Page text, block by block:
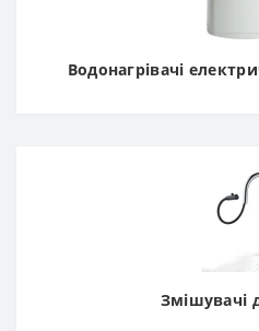
Водонагрівачі
Змішувачі